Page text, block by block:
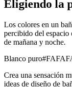
Eligiendo la
Los colores en un
percibido del espacio
de mañana y noche.
Blanco puro
Crea una sensación
ideas de diseño de